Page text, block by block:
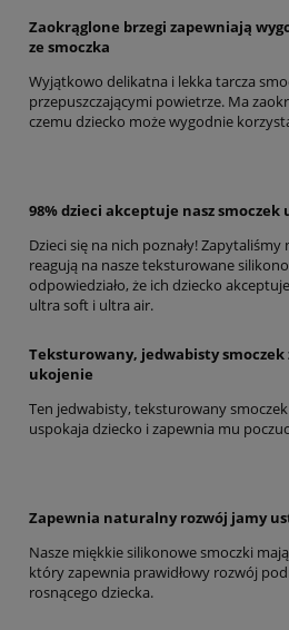
Zaokrąglone brzegi zapewniają
ze smoczka
Wyjątkowo delikatna i lekka tarcza
przepuszczającymi powietrze. Ma
czemu dziecko może wygodnie
98% dzieci akceptuje nasz
Dzieci się na nich poznały!
reagują na nasze teksturowane
odpowiedziało, że ich dziecko
ultra soft i ultra air.
Teksturowany, jedwabisty
ukojenie
Ten jedwabisty, teksturowany
uspokaja dziecko i zapewnia mu
Zapewnia naturalny rozwój jamy
Nasze miękkie silikonowe smoczki
który zapewnia prawidłowy rozwój
rosnącego dziecka.